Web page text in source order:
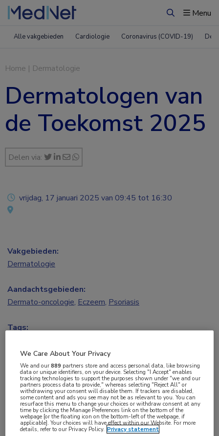
ZoekenMenu
Alle vakgebieden Cardiologie Coronavirus (COVID-19)
Home | Dermatologie
Dermatologen van
de Toekomst 2025
Delen via:
Omschrijving
Programmacommissie en sprekers
Programma
vrijdag, 17 januari 2025 van 09:45 tot 16:30
Vakgebieden:
Dermatologie
Aandachtsgebieden:
Dermato-oncologie, Eczeem, Psoriasis
Tags:
melanoom,urticaria
We Care About Your Privacy
We and our889 partners store and access personal data, like browsing
data or unique identifiers, on your device. Selecting "I Accept" enables
tracking technologies to support the purposes shown under "we and our
partners process data to provide," whereas selecting "Reject All" or
withdrawing your consent will disable them. If trackers are disabled,
some content and ads you see may not be as relevant to you. You can
resurface this menu to change your choices or withdraw consent at any
time by clicking the Manage Preferences link on the bottom of the
webpage [or the floating icon on the bottom-left of the webpage, if
applicable]. Your choices will have effect within our Website. For more
details, refer to our Privacy Policy. Privacy statement